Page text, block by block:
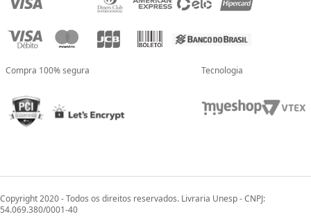
Compra 100% segura Tecnologia
Copyright 2020 - Todos os direitos reservados. Livraria Unesp - CNPJ:
54.069.380/0001-40